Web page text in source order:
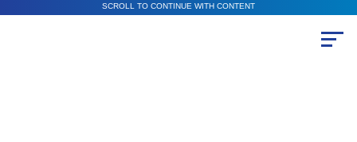
SCROLL TO CONTINUE WITH CONTENT